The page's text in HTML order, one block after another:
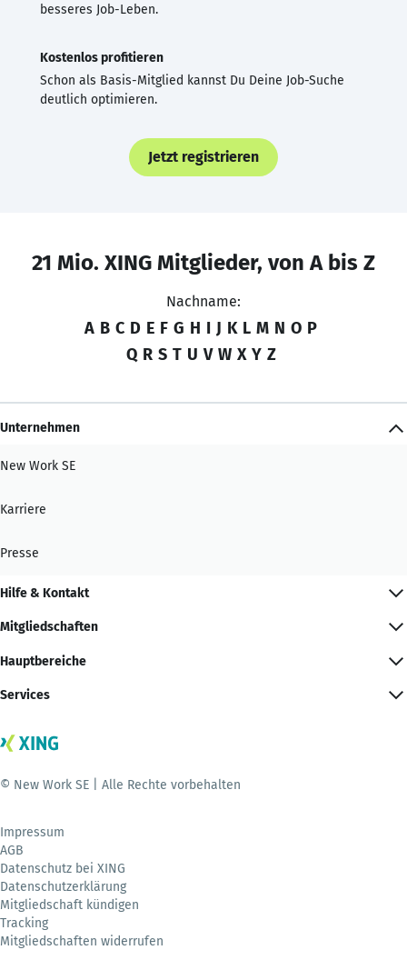
besseres Job-Leben.
Kostenlos profitieren
Schon als Basis-Mitglied kannst Du Deine Job-Suche
deutlich optimieren.
Jetzt registrieren
21 Mio. XING Mitglieder, von A bis Z
Nachname:
A B C D E F G H I J K L M N O P
Q R S T U V W X Y Z
Unternehmen
New Work SE
Karriere
Presse
Hilfe & Kontakt
Mitgliedschaften
Hauptbereiche
Services
© New Work SE | Alle Rechte vorbehalten
Impressum
AGB
Datenschutz bei XING
Datenschutzerklärung
Mitgliedschaft kündigen
Tracking
Mitgliedschaften widerrufen